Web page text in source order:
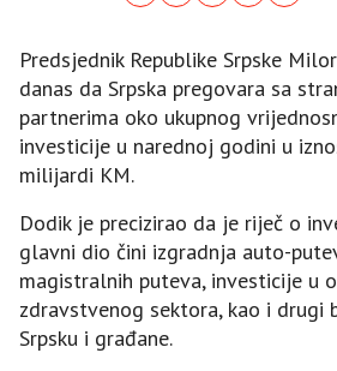
Predsjednik Republike Srpske
danas da Srpska pregovara sa
partnerima oko ukupnog
investicije u narednoj godini u
milijardi KM.
Dodik je precizirao da je riječ o
glavni dio čini izgradnja auto-
magistralnih puteva, investicije u
zdravstvenog sektora, kao i drugi
Srpsku i građane.